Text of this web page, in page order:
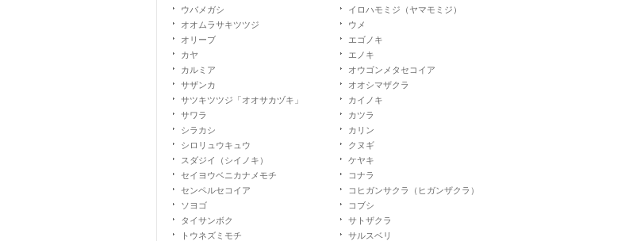
ウバメガシ
オオムラサキツツジ
オリーブ
カヤ
カルミア
サザンカ
サツキツツジ「オオサカヅキ」
サワラ
シラカシ
シロリュウキュウ
スダジイ（シイノキ）
セイヨウベニカナメモチ
センペルセコイア
ソヨゴ
タイサンボク
トウネズミモチ
イロハモミジ（ヤマモミジ）
ウメ
エゴノキ
エノキ
オウゴンメタセコイア
オオシマザクラ
カイノキ
カツラ
カリン
クヌギ
ケヤキ
コナラ
コヒガンサクラ（ヒガンザクラ）
コブシ
サトザクラ
サルスベリ